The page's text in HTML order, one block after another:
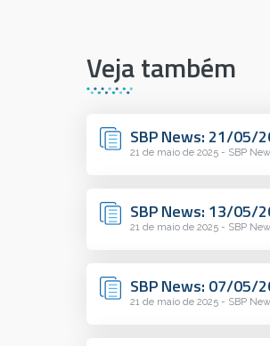
Veja também
SBP News: 21/05/
21 de maio de 2025 - SBP
SBP News: 13/05/
21 de maio de 2025 - SBP
SBP News: 07/05/
21 de maio de 2025 - SBP